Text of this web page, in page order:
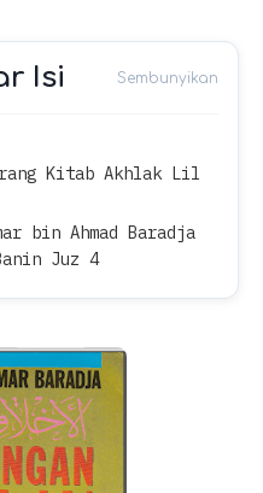
Isi
Kitab Akhlak Lil
bin Ahmad Baradja
Juz 4